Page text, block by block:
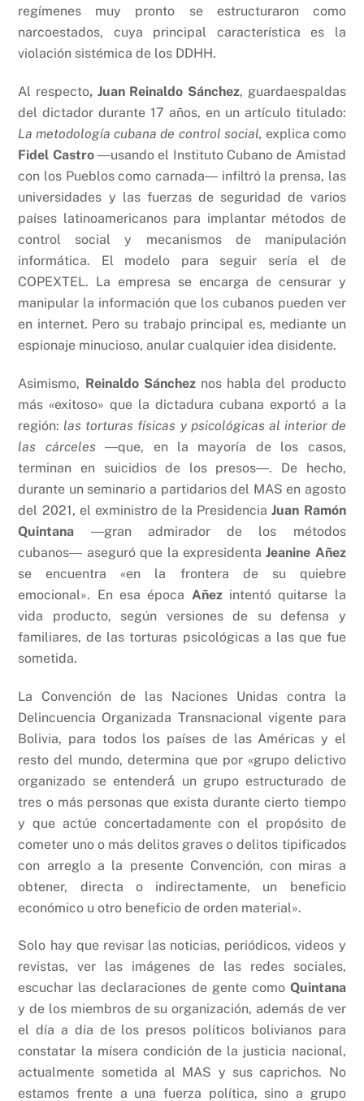
regímenes muy pronto se estructuraron como
narcoestados, cuya principal característica es la
violación sistémica de los DDHH.
Al respecto, Juan Reinaldo Sánchez, guardaespaldas
del dictador durante 17 años, en un artículo titulado:
La metodología cubana de control social, explica como
Fidel Castro―usando el Instituto Cubano de Amistad
con los Pueblos como carnada― infiltró la prensa, las
universidades y las fuerzas de seguridad de varios
países latinoamericanos para implantar métodos de
control social y mecanismos de manipulación
informática. El modelo para seguir sería el de
COPEXTEL. La empresa se encarga de censurar y
manipular la información que los cubanos pueden ver
en internet. Pero su trabajo principal es, mediante un
espionaje minucioso, anular cualquier idea disidente.
Asimismo, Reinaldo Sáncheznos habla del producto
más «exitoso» que la dictadura cubana exportó a la
región: las torturas físicas y psicológicas al interior de
las cárceles―que, en la mayoría de los casos,
terminan en suicidios de los presos―. De hecho,
durante un seminario a partidarios del MAS en agosto
del 2021, el exministro de la PresidenciaJuan Ramón
Quintana ―gran admirador de los métodos
cubanos― aseguró que la expresidentaJeanine Añez
se encuentra «en la frontera de su quiebre
emocional». En esa época Añezintentó quitarse la
vida producto, según versiones de su defensa y
familiares, de las torturas psicológicas a las que fue
sometida.
La Convención de las Naciones Unidas contra la
Delincuencia Organizada Transnacional vigente para
Bolivia, para todos los países de las Américas y el
resto del mundo, determina que por «grupo delictivo
organizado se entenderá́ un grupo estructurado de
tres o más personas que exista durante cierto tiempo
y que actúe concertadamente con el propósito de
cometer uno o más delitos graves o delitos tipificados
con arreglo a la presente Convención, con miras a
obtener, directa o indirectamente, un beneficio
económico u otro beneficio de orden material».
Solo hay que revisar las noticias, periódicos, videos y
revistas, ver las imágenes de las redes sociales,
escuchar las declaraciones de gente como Quintana
y de los miembros de su organización, además de ver
el día a día de los presos políticos bolivianos para
constatar la mísera condición de la justicia nacional,
actualmente sometida al MAS y sus caprichos. No
estamos frente a una fuerza política, sino a grupo